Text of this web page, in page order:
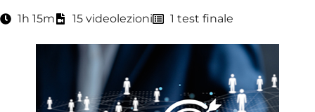
1h 15m 15 videolezioni 1 test finale